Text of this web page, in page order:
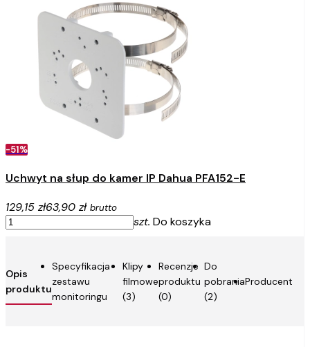
-51%
Uchwyt na słup do kamer IP Dahua PFA152-E
129,15 zł63,90 zł brutto
szt. Do koszyka
Opis
produktu
Do
pobrania
(2)
Specyfikacja
zestawu
monitoringu
Producent
Klipy
filmowe
(3)
Recenzje
produktu
(0)